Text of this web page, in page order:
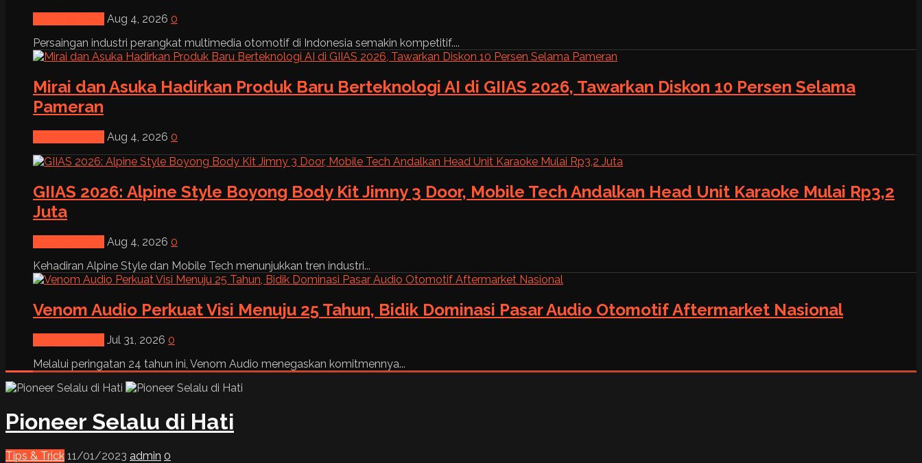
Aug 4, 2026 0
Persaingan industri perangkat multimedia otomotif di Indonesia semakin kompetitif....
Mirai dan Asuka Hadirkan Produk Baru Berteknologi AI di GIIAS 2026, Tawarkan Diskon 10 Persen Selama
Pameran
Aug 4, 2026 0
GIIAS 2026: Alpine Style Boyong Body Kit Jimny 3 Door, Mobile Tech Andalkan Head Unit Karaoke Mulai Rp3,2
Juta
Aug 4, 2026 0
Kehadiran Alpine Style dan Mobile Tech menunjukkan tren industri...
Venom Audio Perkuat Visi Menuju 25 Tahun, Bidik Dominasi Pasar Audio Otomotif Aftermarket Nasional
Jul 31, 2026 0
Melalui peringatan 24 tahun ini, Venom Audio menegaskan komitmennya...
Pioneer Selalu di Hati
Tips & Trick 11/01/2023 admin 0